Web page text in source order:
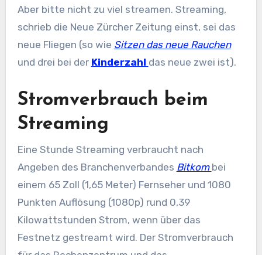
Aber bitte nicht zu viel streamen. Streaming,
schrieb die Neue Zürcher Zeitung einst, sei das
neue Fliegen (so wie Sitzen das neue Rauchen
und drei bei der Kinderzahl das neue zwei ist).
Stromverbrauch beim
Streaming
Eine Stunde Streaming verbraucht nach
Angeben des Branchenverbandes Bitkom bei
einem 65 Zoll (1,65 Meter) Fernseher und 1080
Punkten Auflösung (1080p) rund 0,39
Kilowattstunden Strom, wenn über das
Festnetz gestreamt wird. Der Stromverbrauch